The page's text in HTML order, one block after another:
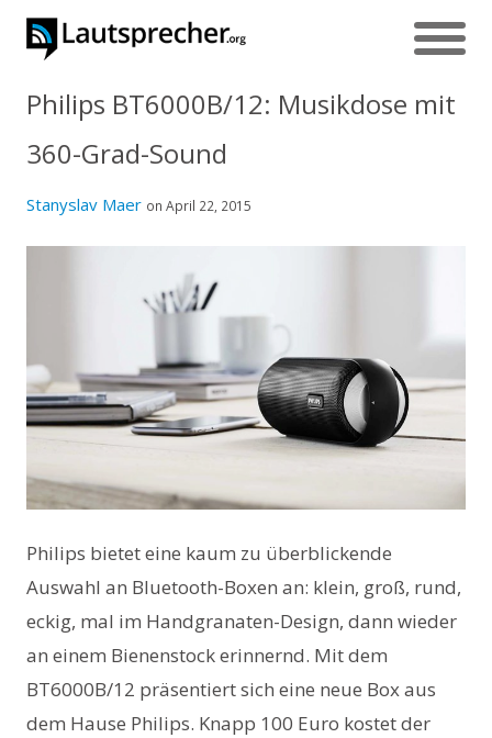
Philips BT6000B/12: Musikdose mit
360-Grad-Sound
Stanyslav Maer on April 22, 2015
Philips bietet eine kaum zu überblickende
Auswahl an Bluetooth-Boxen an: klein, groß, rund,
eckig, mal im Handgranaten-Design, dann wieder
an einem Bienenstock erinnernd. Mit dem
BT6000B/12 präsentiert sich eine neue Box aus
dem Hause Philips. Knapp 100 Euro kostet der